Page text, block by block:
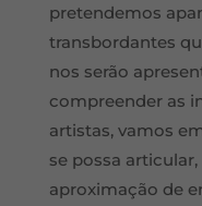
pretendemos
transbordantes
nos serão
compreender as
artistas, vamos
se possa
aproximação de